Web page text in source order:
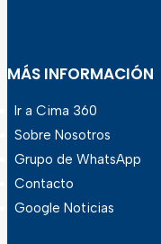
MÁS INFORMACIÓN
Ir a Cima 360
Sobre Nosotros
Grupo de WhatsApp
Contacto
Google Noticias